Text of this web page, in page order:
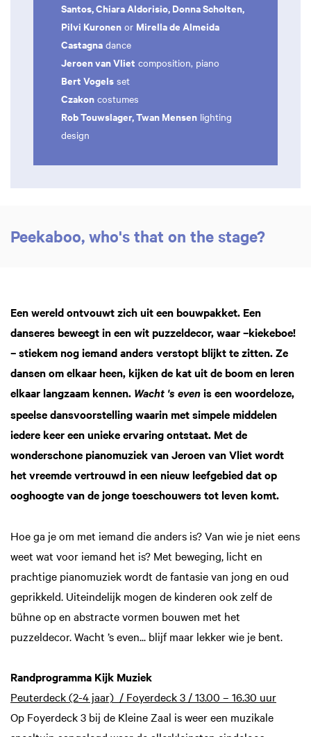
Santos, Chiara Aldorisio, Donna Scholten,
Pilvi Kuronen or Mirella de Almeida
Castagna dance
Jeroen van Vliet composition, piano
Bert Vogels set
Czakon costumes
Rob Touwslager, Twan Mensen lighting
design
Peekaboo, who's that on the stage?
Een wereld ontvouwt zich uit een bouwpakket. Een
danseres beweegt in een wit puzzeldecor, waar –kiekeboe!
– stiekem nog iemand anders verstopt blijkt te zitten. Ze
dansen om elkaar heen, kijken de kat uit de boom en leren
elkaar langzaam kennen. Wacht 's even is een woordeloze,
speelse dansvoorstelling waarin met simpele middelen
iedere keer een unieke ervaring ontstaat. Met de
wonderschone pianomuziek van Jeroen van Vliet wordt
het vreemde vertrouwd in een nieuw leefgebied dat op
ooghoogte van de jonge toeschouwers tot leven komt.
Hoe ga je om met iemand die anders is? Van wie je niet eens
weet wat voor iemand het is? Met beweging, licht en
prachtige pianomuziek wordt de fantasie van jong en oud
geprikkeld. Uiteindelijk mogen de kinderen ook zelf de
bühne op en abstracte vormen bouwen met het
puzzeldecor. Wacht ’s even... blijf maar lekker wie je bent.
Randprogramma Kijk Muziek
Peuterdeck (2-4 jaar) / Foyerdeck 3 / 13.00 – 16.30 uur
Op Foyerdeck 3 bij de Kleine Zaal is weer een muzikale
Zoom